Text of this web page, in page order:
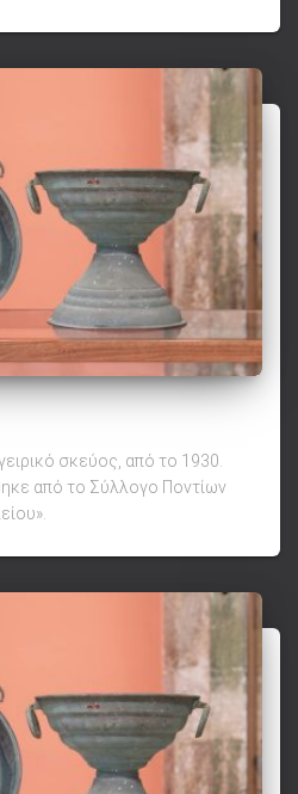
σκεύος, από το 1930.
από το Σύλλογο Ποντίων